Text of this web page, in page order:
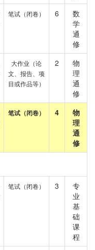
笔试（闭卷） 6
数
学
通
修
大作业（论
文、报告、项
目或作品等）
2
物
理
通
修
笔试（闭卷） 4
物
理
通
修
笔试（闭卷） 3
专
业
基
础
课
程